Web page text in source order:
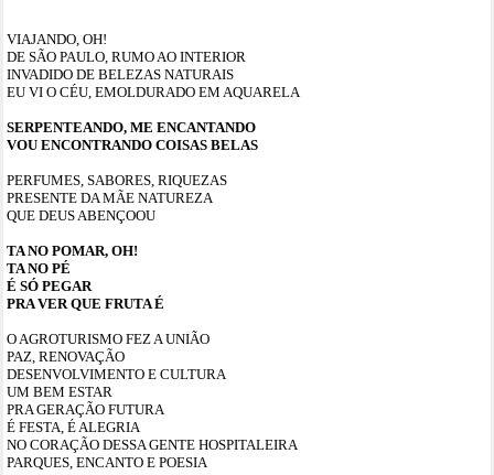
VIAJANDO, OH!
DE SÃO PAULO, RUMO AO INTERIOR
INVADIDO DE BELEZAS NATURAIS
EU VI O CÉU, EMOLDURADO EM AQUARELA
SERPENTEANDO, ME ENCANTANDO
VOU ENCONTRANDO COISAS BELAS
PERFUMES, SABORES, RIQUEZAS
PRESENTE DA MÃE NATUREZA
QUE DEUS ABENÇOOU
TA NO POMAR, OH!
TA NO PÉ
É SÓ PEGAR
PRA VER QUE FRUTA É
O AGROTURISMO FEZ A UNIÃO
PAZ, RENOVAÇÃO
DESENVOLVIMENTO E CULTURA
UM BEM ESTAR
PRA GERAÇÃO FUTURA
É FESTA, É ALEGRIA
NO CORAÇÃO DESSA GENTE HOSPITALEIRA
PARQUES, ENCANTO E POESIA